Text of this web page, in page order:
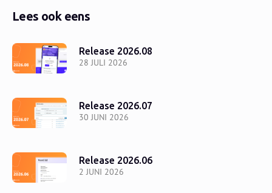
Lees ook eens
28 JULI 2026
Release 2026.08
30 JUNI 2026
Release 2026.07
2 JUNI 2026
Release 2026.06